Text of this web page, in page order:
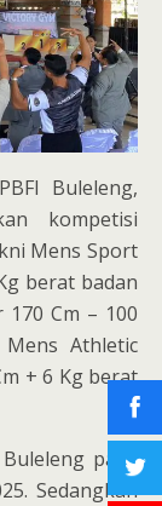
Buleleng,
kompetisi
Mens Sport
berat badan
170 Cm – 100
Athletic
+ 6 Kg berat
pada
Sedangkan